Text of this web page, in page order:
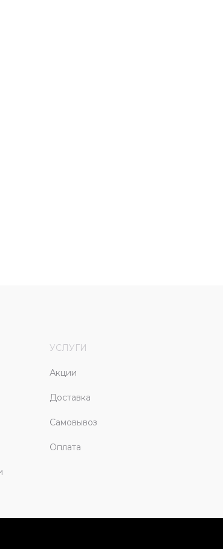
УСЛУГИ
Акции
Доставка
Самовывоз
Оплата